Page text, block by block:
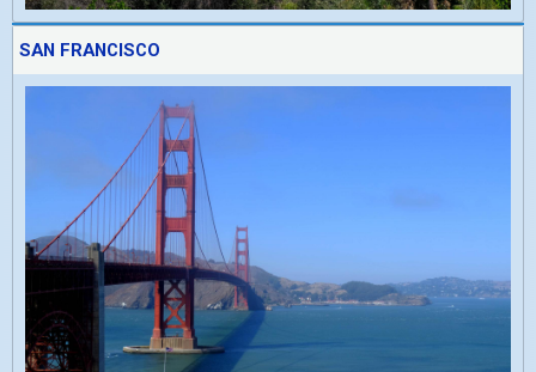
SAN FRANCISCO